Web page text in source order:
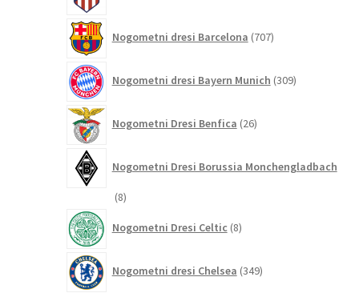
Nogometni dresi Barcelona 707izdelkov
Nogometni dresi Bayern Munich 309izdelkov
Nogometni Dresi Benfica 26izdelkov
Nogometni Dresi Borussia Monchengladbach
88
Nogometni Dresi Celtic 8izdelkov
Nogometni dresi Chelsea 349izdelkov